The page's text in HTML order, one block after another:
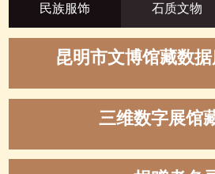
民族服饰 石质文物
昆明市文博馆藏数
三维数字展馆